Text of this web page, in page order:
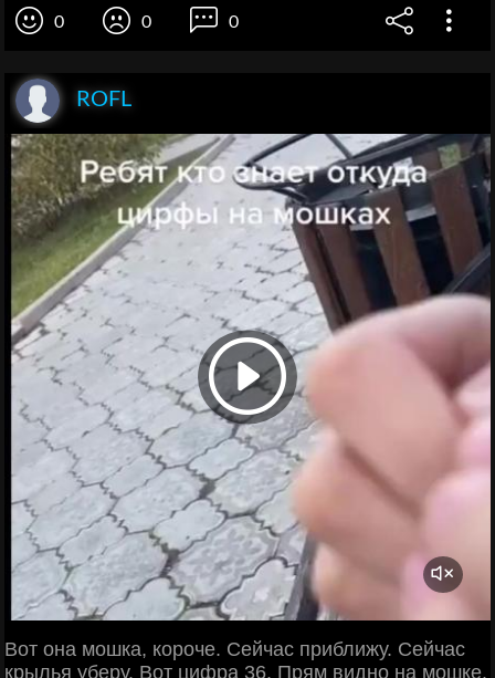
0 0 0
ROFL
Вот она мошка, короче. Сейчас приближу. Сейчас
крылья уберу. Вот цифра 36. Прям видно на мошке.